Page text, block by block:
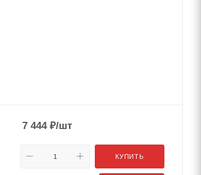
7 444₽/шт
КУПИТЬ